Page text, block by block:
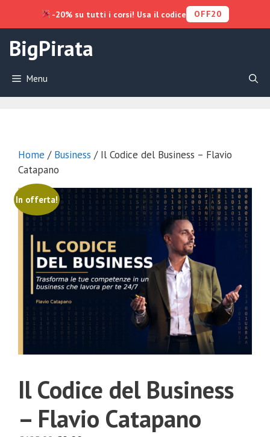
contenuto
BigPirata
Menu
Home / Business / Il Codice del Business – Flavio
Catapano
In offerta!
Il Codice del Business
– Flavio Catapano
-20% su tutti i corsi! Usa il codice OFF20